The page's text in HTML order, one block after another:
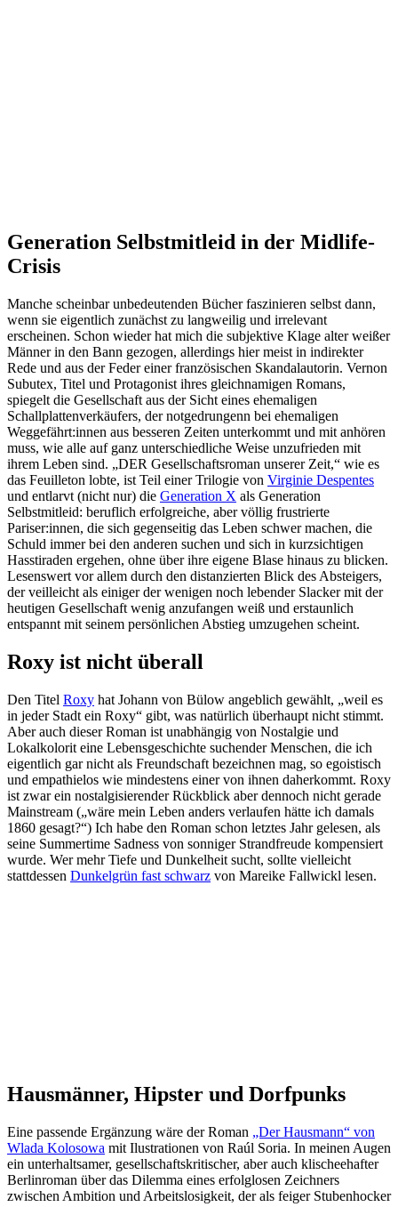
Generation Selbstmitleid in der Midlife-
Crisis
Manche scheinbar unbedeutenden Bücher faszinieren selbst dann,
wenn sie eigentlich zunächst zu langweilig und irrelevant
erscheinen. Schon wieder hat mich die subjektive Klage alter weißer
Männer in den Bann gezogen, allerdings hier meist in indirekter
Rede und aus der Feder einer französischen Skandalautorin. Vernon
Subutex, Titel und Protagonist ihres gleichnamigen Romans,
spiegelt die Gesellschaft aus der Sicht eines ehemaligen
Schallplattenverkäufers, der notgedrungenn bei ehemaligen
Weggefährt:innen aus besseren Zeiten unterkommt und mit anhören
muss, wie alle auf ganz unterschiedliche Weise unzufrieden mit
ihrem Leben sind. „DER Gesellschaftsroman unserer Zeit,“ wie es
das Feuilleton lobte, ist Teil einer Trilogie von Virginie Despentes
und entlarvt (nicht nur) die Generation X als Generation
Selbstmitleid: beruflich erfolgreiche, aber völlig frustrierte
Pariser:innen, die sich gegenseitig das Leben schwer machen, die
Schuld immer bei den anderen suchen und sich in kurzsichtigen
Hasstiraden ergehen, ohne über ihre eigene Blase hinaus zu blicken.
Lesenswert vor allem durch den distanzierten Blick des Absteigers,
der veilleicht als einiger der wenigen noch lebender Slacker mit der
heutigen Gesellschaft wenig anzufangen weiß und erstaunlich
entspannt mit seinem persönlichen Abstieg umzugehen scheint.
Roxy ist nicht überall
Den Titel Roxy hat Johann von Bülow angeblich gewählt, „weil es
in jeder Stadt ein Roxy“ gibt, was natürlich überhaupt nicht stimmt.
Aber auch dieser Roman ist unabhängig von Nostalgie und
Lokalkolorit eine Lebensgeschichte suchender Menschen, die ich
eigentlich gar nicht als Freundschaft bezeichnen mag, so egoistisch
und empathielos wie mindestens einer von ihnen daherkommt. Roxy
ist zwar ein nostalgisierender Rückblick aber dennoch nicht gerade
Mainstream („wäre mein Leben anders verlaufen hätte ich damals
1860 gesagt?“) Ich habe den Roman schon letztes Jahr gelesen, als
seine Summertime Sadness von sonniger Strandfreude kompensiert
wurde. Wer mehr Tiefe und Dunkelheit sucht, sollte vielleicht
stattdessen Dunkelgrün fast schwarz von Mareike Fallwickl lesen.
Hausmänner, Hipster und Dorfpunks
Eine passende Ergänzung wäre der Roman „Der Hausmann“ von
Wlada Kolosowa mit Ilustrationen von Raúl Soria. In meinen Augen
ein unterhaltsamer, gesellschaftskritischer, aber auch klischeehafter
Berlinroman über das Dilemma eines erfolglosen Zeichners
zwischen Ambition und Arbeitslosigkeit, der als feiger Stubenhocker